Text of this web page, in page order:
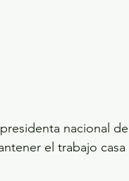
nacional
el trabajo